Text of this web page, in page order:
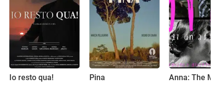
Io resto qua! Pina Anna: The